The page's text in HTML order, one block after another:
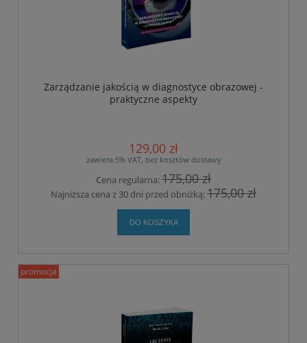
Zarządzanie jakością w diagnostyce obrazowej -
praktyczne aspekty
129,00 zł
zawiera 5% VAT, bez kosztów dostawy
Cena regularna:175,00 zł
Najniższa cena z 30 dni przed obniżką:175,00 zł
DO KOSZYKA
promocja